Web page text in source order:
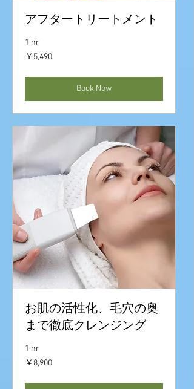
アフタートリートメント
1 hr
5,490
円
￥5,490
Book Now
お肌の活性化、毛穴の奥
まで徹底クレンジング
1 hr
8,900
円
￥8,900